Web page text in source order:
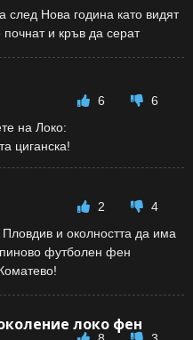
след Нова година като видят
и кръв да серат
6
6
на Локо:
циганска!
2
4
и околността да има
футболен фен
локо фен